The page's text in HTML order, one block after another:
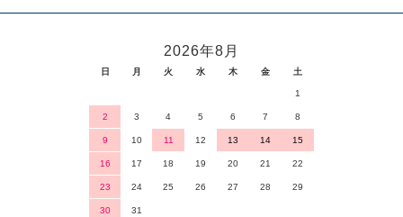
2026年8月
日 月 火 水 木 金 土
1
2 3 4 5 6 7 8
9 10 11 12 13 14 15
16 17 18 19 20 21 22
23 24 25 26 27 28 29
30 31